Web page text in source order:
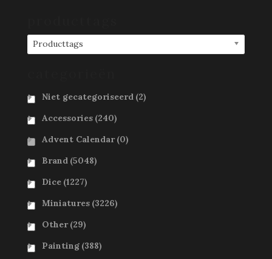
Producttags
Niet gecategoriseerd (2)
Accessories (240)
Advent Calendar (0)
Brand (5048)
Dice (1227)
Miniatures (3226)
Other (29)
Painting (388)